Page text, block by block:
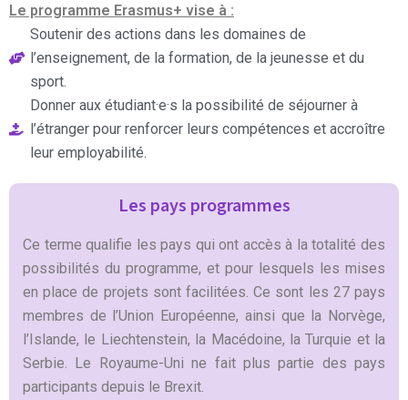
Le programme Erasmus+ vise à :
Soutenir des actions dans les domaines de
l’enseignement, de la formation, de la jeunesse et du
sport.
Donner aux étudiant·e·s la possibilité de séjourner à
l’étranger pour renforcer leurs compétences et accroître
leur employabilité.
Les pays programmes
Ce terme qualifie les pays qui ont accès à la totalité des
possibilités du programme, et pour lesquels les mises
en place de projets sont facilitées. Ce sont les 27 pays
membres de l’Union Européenne, ainsi que la Norvège,
l’Islande, le Liechtenstein, la Macédoine, la Turquie et la
Serbie. Le Royaume-Uni ne fait plus partie des pays
participants depuis le Brexit.